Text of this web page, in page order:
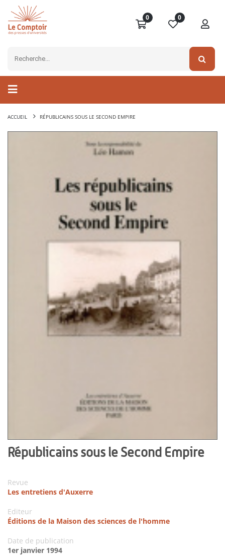
0 0
ACCUEIL RÉPUBLICAINS SOUS LE SECOND EMPIRE
Républicains sous le Second Empire
Revue
Les entretiens d'Auxerre
Editeur
Éditions de la Maison des sciences de l'homme
Date de publication
1er janvier 1994